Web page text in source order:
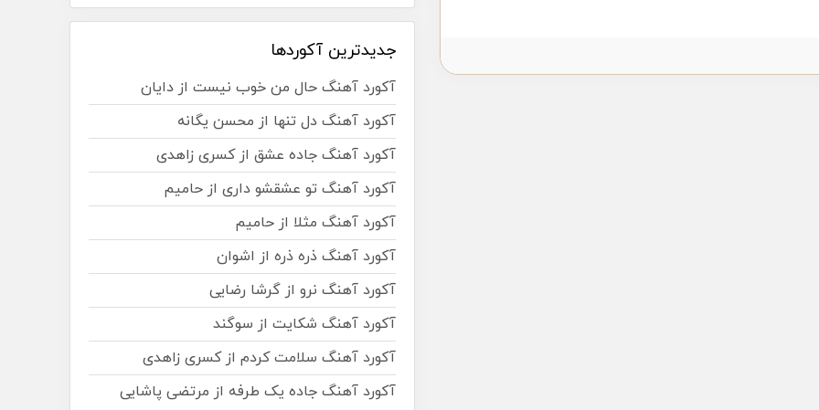
جدیدترین آکوردها
آکورد آهنگ حال من خوب نیست از دایان
آکورد آهنگ دل تنها از محسن یگانه
آکورد آهنگ جاده عشق از کسری زاهدی
آکورد آهنگ تو عشقشو داری از حامیم
آکورد آهنگ مثلا از حامیم
آکورد آهنگ ذره ذره از اشوان
آکورد آهنگ نرو از گرشا رضایی
آکورد آهنگ شکایت از سوگند
آکورد آهنگ سلامت کردم از کسری زاهدی
آکورد آهنگ جاده یک طرفه از مرتضی پاشایی